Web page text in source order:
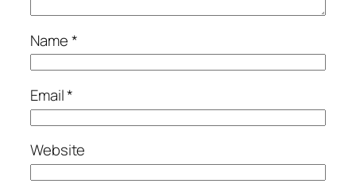
Name*
Email*
Website